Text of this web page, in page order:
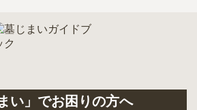
い」でお困りの方へ